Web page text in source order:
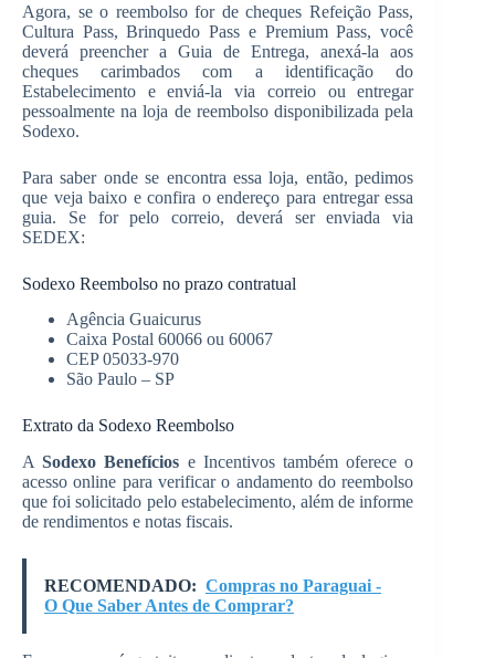
Agora, se o reembolso for de cheques Refeição Pass,
Cultura Pass, Brinquedo Pass e Premium Pass, você
deverá preencher a Guia de Entrega, anexá-la aos
cheques carimbados com a identificação do
Estabelecimento e enviá-la via correio ou entregar
pessoalmente na loja de reembolso disponibilizada pela
Sodexo.
Para saber onde se encontra essa loja, então, pedimos
que veja baixo e confira o endereço para entregar essa
guia. Se for pelo correio, deverá ser enviada via
SEDEX:
Sodexo Reembolso no prazo contratual
Agência Guaicurus
Caixa Postal 60066 ou 60067
CEP 05033-970
São Paulo – SP
Extrato da Sodexo Reembolso
ASodexo Benefícios e Incentivos também oferece o
acesso online para verificar o andamento do reembolso
que foi solicitado pelo estabelecimento, além de informe
de rendimentos e notas fiscais.
RECOMENDADO: Compras no Paraguai -
O Que Saber Antes de Comprar?